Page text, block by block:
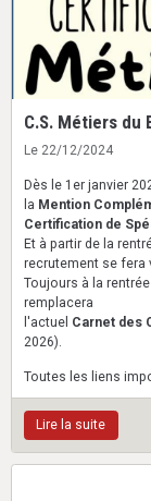
C.S. Métiers du
Le 22/12/2024
Dès le 1er janvier
la Mention
Certification de
Et à partir de la
recrutement se fera
Toujours à la
remplacera
l'actuel Carnet des
2026).
Toutes les liens
Lire la suite